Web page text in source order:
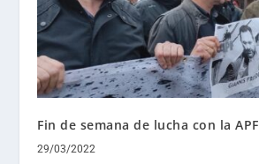
Fin de semana de lucha con la APF
29/03/2022